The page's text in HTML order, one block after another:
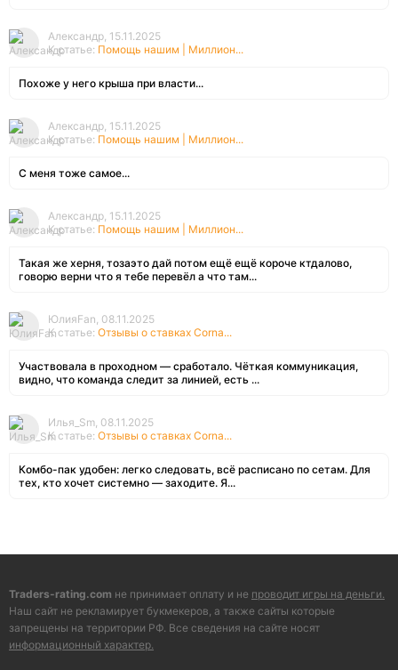
Александр, 15.11.2025
К статье: Помощь нашим | Миллион...
Похоже у него крыша при власти...
Александр, 15.11.2025
К статье: Помощь нашим | Миллион...
С меня тоже самое...
Александр, 15.11.2025
К статье: Помощь нашим | Миллион...
Такая же херня, тозаэто дай потом ещё ещё короче ктдалово,
говорю верни что я тебе перевёл а что там...
ЮлияFan, 08.11.2025
К статье: Отзывы о ставках Corna...
Участвовала в проходном — сработало. Чёткая коммуникация,
видно, что команда следит за линией, есть ...
Илья_Sm, 08.11.2025
К статье: Отзывы о ставках Corna...
Комбо-пак удобен: легко следовать, всё расписано по сетам. Для
тех, кто хочет системно — заходите. Я...
Traders-rating.com не принимает оплату и не проводит игры на деньги.
Наш сайт не рекламирует букмекеров, а также сайты которые
запрещены на территории РФ. Все сведения на сайте носят
информационный характер.